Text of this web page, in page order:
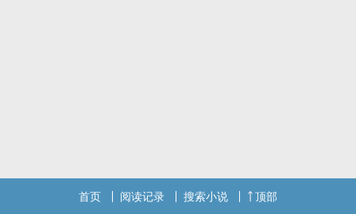
首页 阅读记录 搜索小说 顶部